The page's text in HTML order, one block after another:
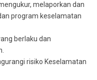
melaporkan dan
program keselamatan
berlaku dan
risiko Keselamatan